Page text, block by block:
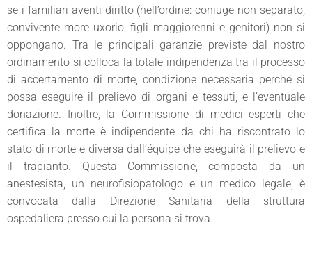
se i familiari aventi diritto (nell’ordine: coniuge non separato,
convivente more uxorio, figli maggiorenni e genitori) non si
oppongano. Tra le principali garanzie previste dal nostro
ordinamento si colloca la totale indipendenza tra il processo
di accertamento di morte, condizione necessaria perché si
possa eseguire il prelievo di organi e tessuti, e l’eventuale
donazione. Inoltre, la Commissione di medici esperti che
certifica la morte è indipendente da chi ha riscontrato lo
stato di morte e diversa dall’équipe che eseguirà il prelievo e
il trapianto. Questa Commissione, composta da un
anestesista, un neurofisiopatologo e un medico legale, è
convocata dalla Direzione Sanitaria della struttura
ospedaliera presso cui la persona si trova.